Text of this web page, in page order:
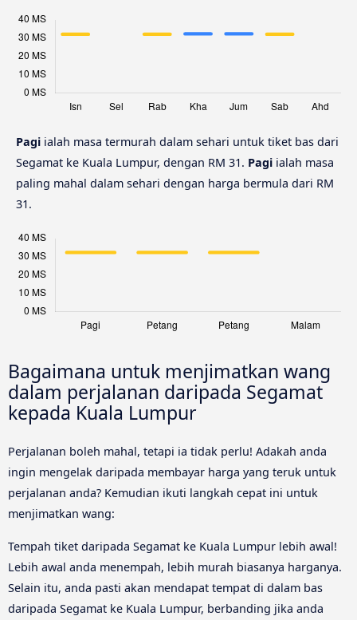
Pagi ialah masa termurah dalam sehari untuk tiket bas dari
Segamat ke Kuala Lumpur, dengan RM 31. Pagi ialah masa
paling mahal dalam sehari dengan harga bermula dari RM
31.
Bagaimana untuk menjimatkan wang
dalam perjalanan daripada Segamat
kepada Kuala Lumpur
Perjalanan boleh mahal, tetapi ia tidak perlu! Adakah anda
ingin mengelak daripada membayar harga yang teruk untuk
perjalanan anda? Kemudian ikuti langkah cepat ini untuk
menjimatkan wang:
Tempah tiket daripada Segamat ke Kuala Lumpur lebih awal!
Lebih awal anda menempah, lebih murah biasanya harganya.
Selain itu, anda pasti akan mendapat tempat di dalam bas
daripada Segamat ke Kuala Lumpur, berbanding jika anda